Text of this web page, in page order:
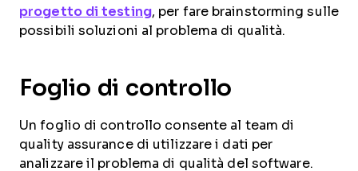
progetto di testing, per fare brainstorming sulle
possibili soluzioni al problema di qualità.
Foglio di controllo
Un foglio di controllo consente al team di
quality assurance di utilizzare i dati per
analizzare il problema di qualità del software.